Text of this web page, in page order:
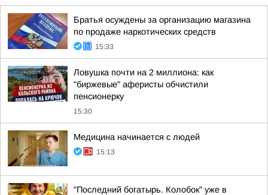
Братья осуждены за организацию магазина
по продаже наркотических средств
15:33
Ловушка почти на 2 миллиона: как
"биржевые" аферисты обчистили
пенсионерку
15:30
Медицина начинается с людей
15:13
"Последний богатырь. Колобок" уже в